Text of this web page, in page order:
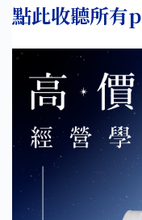
點此收聽所有